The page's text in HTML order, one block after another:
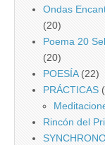
Ondas
(20)
Poema 20
(20)
POESÍA(22)
PRÁCTICAS
Rincón del